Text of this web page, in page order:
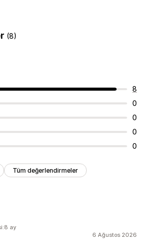
(8)
8
0
0
0
0
Tüm değerlendirmeler
6 Ağustos 2026
ay